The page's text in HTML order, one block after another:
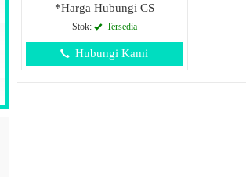
*Harga Hubungi CS
Stok: Tersedia
Hubungi Kami